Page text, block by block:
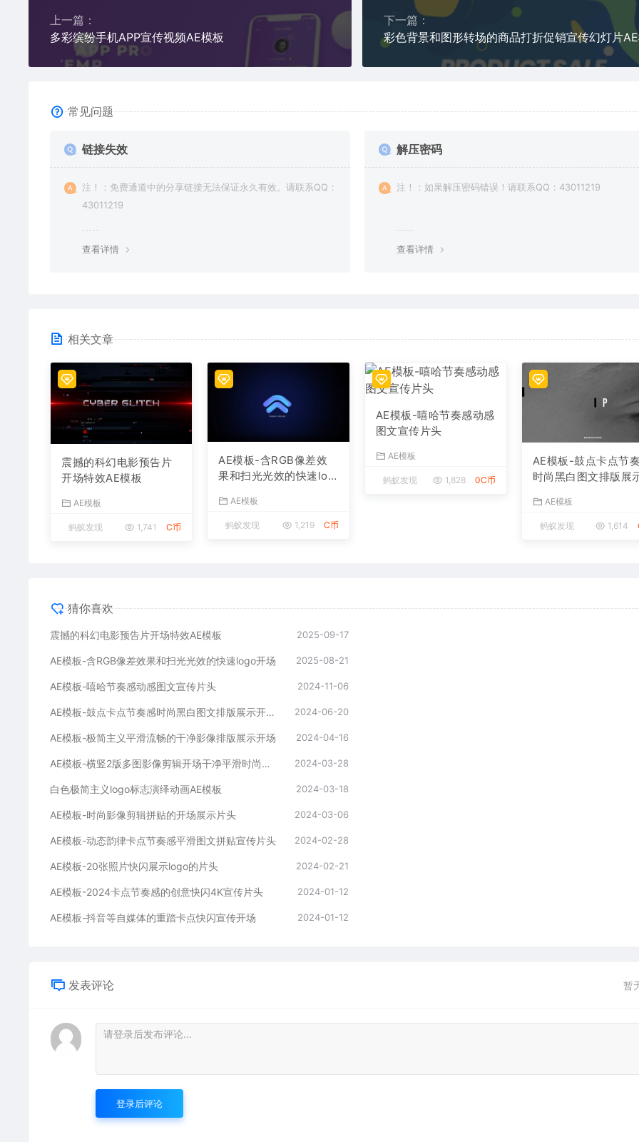
上一篇：
多彩缤纷手机APP宣传视频AE模板
下一篇：
彩色背景和图形转场的商品打折促销宣传幻灯片
常见问题
链接失效
注！：免费通道中的分享链接无法保证永久有效。请联系QQ：
43011219
查看详情
解压密码
注！：如果解压密码错误！请联系QQ：43011219
查看详情
相关文章
震撼的科幻电影预告片
开场特效AE模板
AE模板
蚂蚁发现 1,741 C币
AE模板-含RGB像差效
果和扫光光效的快速log
AE模板
蚂蚁发现 1,219 C币
AE模板-嘻哈节奏感动感
图文宣传片头
AE模板
蚂蚁发现 1,828 0C币
AE模板-鼓点卡点节
时尚黑白图文排版展
AE模板
蚂蚁发现 1,614
猜你喜欢
震撼的科幻电影预告片开场特效AE模板 2025-09-17
AE模板-含RGB像差效果和扫光光效的快速logo开场 2025-08-21
AE模板-嘻哈节奏感动感图文宣传片头 2024-11-06
AE模板-鼓点卡点节奏感时尚黑白图文排版展示开场片头 2024-06-20
AE模板-极简主义平滑流畅的干净影像排版展示开场 2024-04-16
AE模板-横竖2版多图影像剪辑开场干净平滑时尚片头 2024-03-28
白色极简主义logo标志演绎动画AE模板 2024-03-18
AE模板-时尚影像剪辑拼贴的开场展示片头 2024-03-06
AE模板-动态韵律卡点节奏感平滑图文拼贴宣传片头 2024-02-28
AE模板-20张照片快闪展示logo的片头 2024-02-21
AE模板-2024卡点节奏感的创意快闪4K宣传片头 2024-01-12
AE模板-抖音等自媒体的重踏卡点快闪宣传开场 2024-01-12
发表评论 暂
登录后评论